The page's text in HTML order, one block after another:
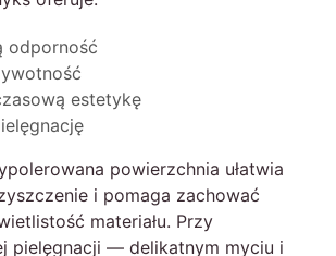
odporność
estetykę
powierzchnia ułatwia
i pomaga zachować
materiału. Przy
pielęgnacji — delikatnym myciu i